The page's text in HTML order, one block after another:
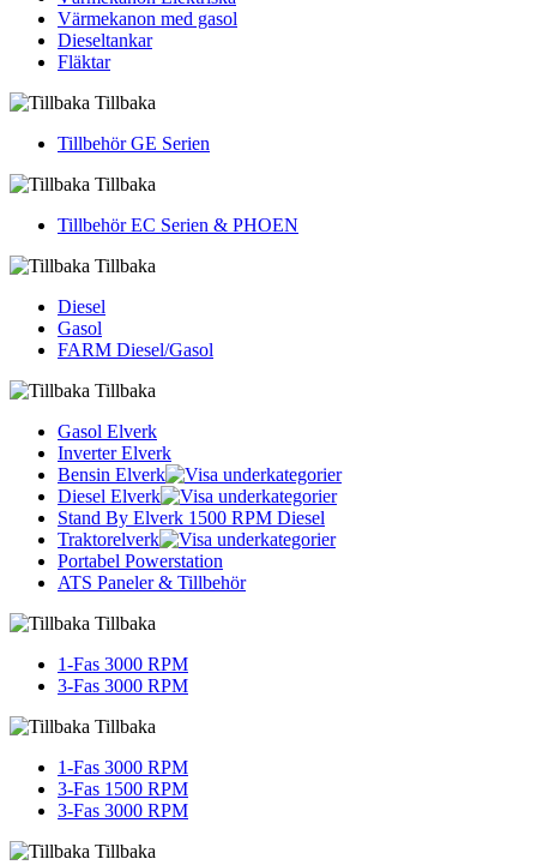
Värmekanon med gasol
Dieseltankar
Fläktar
Tillbaka
Tillbehör GE Serien
Tillbaka
Tillbehör EC Serien & PHOEN
Tillbaka
Diesel
Gasol
FARM Diesel/Gasol
Tillbaka
Gasol Elverk
Inverter Elverk
Bensin Elverk
Diesel Elverk
Stand By Elverk 1500 RPM Diesel
Traktorelverk
Portabel Powerstation
ATS Paneler & Tillbehör
Tillbaka
1-Fas 3000 RPM
3-Fas 3000 RPM
Tillbaka
1-Fas 3000 RPM
3-Fas 1500 RPM
3-Fas 3000 RPM
Tillbaka